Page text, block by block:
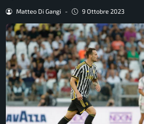
Matteo Di Gangi - 9 Ottobre 2023